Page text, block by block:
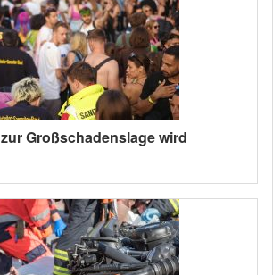
Großschadenslage wird